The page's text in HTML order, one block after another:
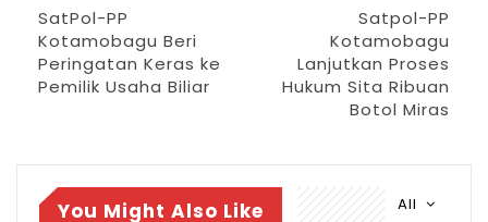
Lebih lanjut, Landjar menuturkan bahwa
pihaknya akan mengikuti seluruh arahan
pemanfaatan gedung tersebut.
SatPol-PP
Kotamobagu Beri
Peringatan Keras ke
Pemilik Usaha Biliar
Satpol-PP
Kotamobagu
Lanjutkan Proses
Hukum Sita Ribuan
Botol Miras
All
You Might Also Like